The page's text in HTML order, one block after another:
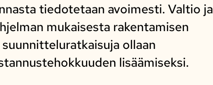
tiedotetaan avoimesti. Valtio ja
mukaisesta rakentamisen
ollaan
lisäämiseksi.